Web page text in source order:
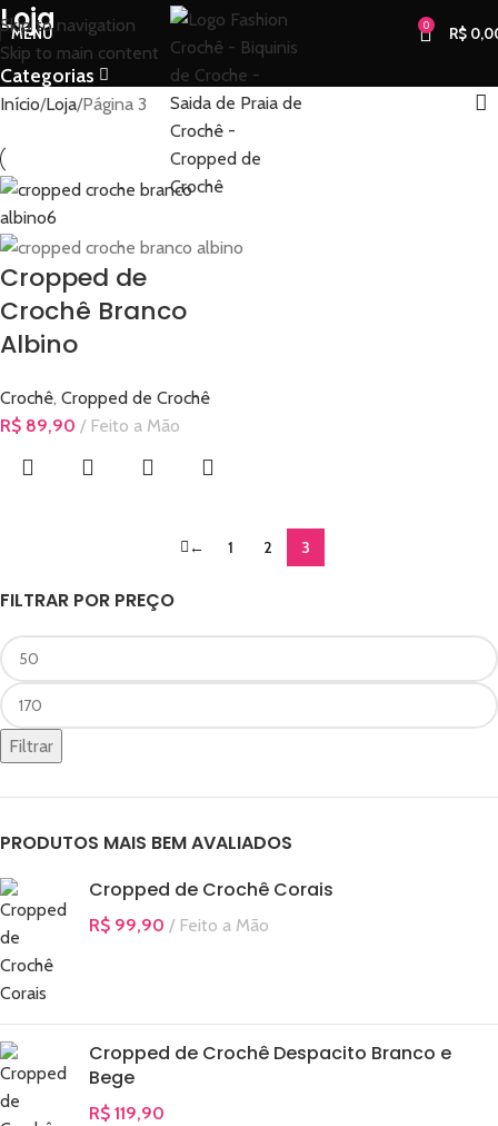
Skip to navigation
Skip to main content
MENU 0 R$
Loja
Categorias
FILTRAR POR PREÇO
Filtrar
PRODUTOS MAIS BEM AVALIADOS
Cropped de Crochê Corais
R$ 99,90 Feito a Mão
Cropped de Crochê Despacito Branco e
Bege
R$ 119,90
Início Loja Página 3
Cropped de
Crochê Branco
Albino
Crochê, Cropped de Crochê
R$ 89,90 Feito a Mão
← 1 2 3